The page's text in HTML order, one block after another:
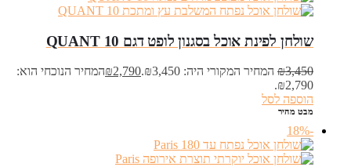
שולחן לפינת אוכל בסגנון לופט דגם QUANT 10
₪3,450 המחיר המקורי היה: ₪3,450. ₪2,790
המחיר הנוכחי הוא:
₪2,790.
הוספה לסל
מבט מהיר
-18%